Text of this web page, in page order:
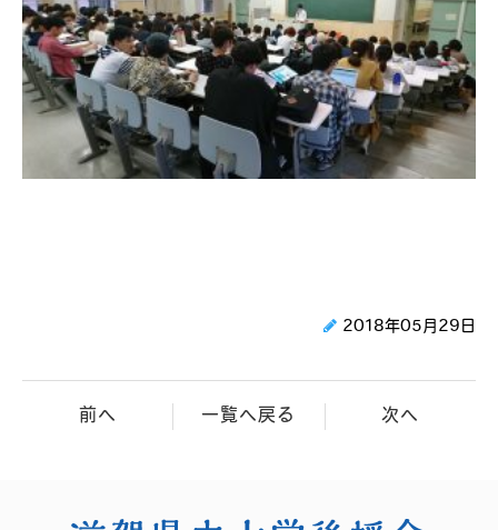
2018年05月29日
前へ 一覧へ戻る 次へ